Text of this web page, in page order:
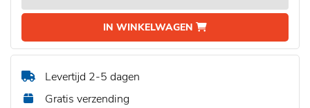
IN WINKELWAGEN
Levertijd 2-5 dagen
Gratis verzending